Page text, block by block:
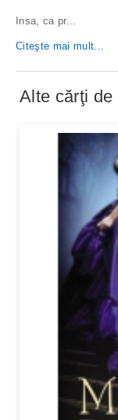
Insa, ca pr...
Citeşte mai mult...
Alte cărţi de